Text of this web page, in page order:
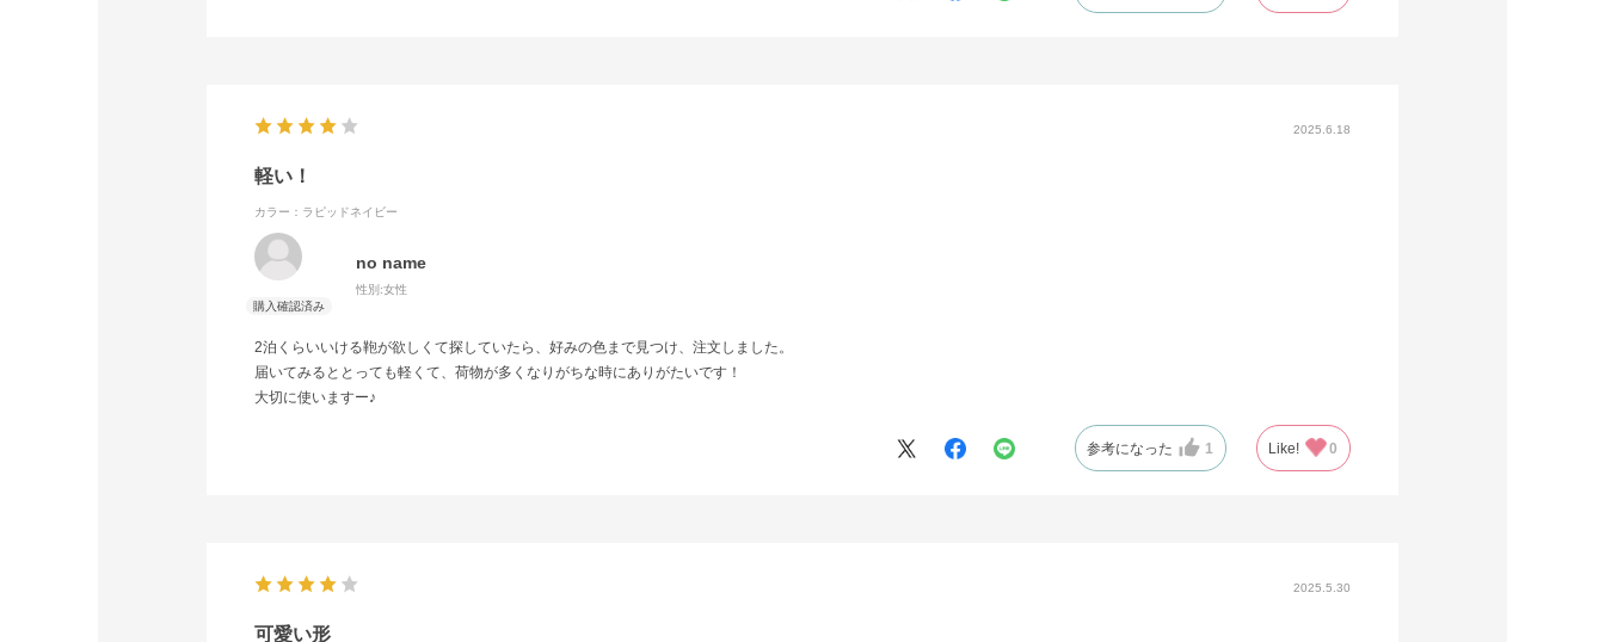
2025.6.18
軽い！
カラー：ラピッドネイビー
no name
性別:女性
2泊くらいいける鞄が欲しくて探していたら、好みの色まで見つけ、注文しました。
届いてみるととっても軽くて、荷物が多くなりがちな時にありがたいです！
大切に使いますー♪
参考になった 1 Like! 0
2025.5.30
可愛い形